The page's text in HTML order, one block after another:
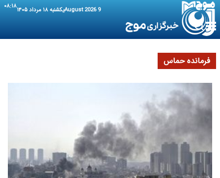
9 August 2026 یکشنبه ۱۸ مرداد ۱۴۰۵ ۰۸:۱۸
فرمانده حماس